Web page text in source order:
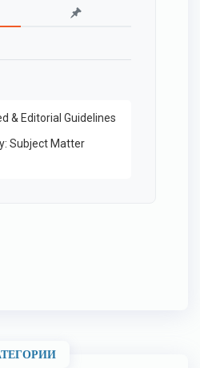
& Editorial Guidelines
Subject Matter